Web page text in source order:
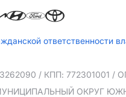
/ КПП: 772301001 /
МУНИЦИПАЛЬНЫЙ ОКРУГ